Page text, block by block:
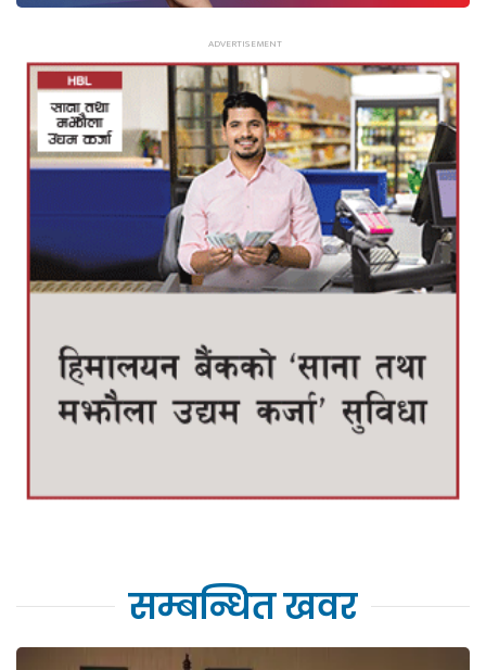
सम्बन्धित खवर